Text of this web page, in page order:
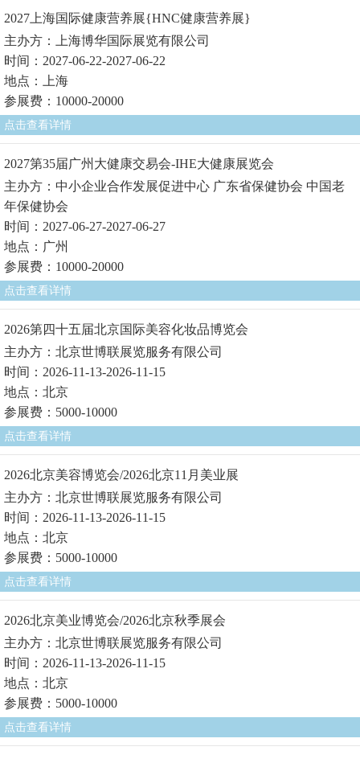
2027上海国际健康营养展{HNC健康营养展}
主办方：上海博华国际展览有限公司
时间：2027-06-22-2027-06-22
地点：上海
参展费：10000-20000
点击查看详情
2027第35届广州大健康交易会-IHE大健康展览会
主办方：中小企业合作发展促进中心 广东省保健协会 中国老
年保健协会
时间：2027-06-27-2027-06-27
地点：广州
参展费：10000-20000
点击查看详情
2026第四十五届北京国际美容化妆品博览会
主办方：北京世博联展览服务有限公司
时间：2026-11-13-2026-11-15
地点：北京
参展费：5000-10000
点击查看详情
2026北京美容博览会/2026北京11月美业展
主办方：北京世博联展览服务有限公司
时间：2026-11-13-2026-11-15
地点：北京
参展费：5000-10000
点击查看详情
2026北京美业博览会/2026北京秋季展会
主办方：北京世博联展览服务有限公司
时间：2026-11-13-2026-11-15
地点：北京
参展费：5000-10000
点击查看详情